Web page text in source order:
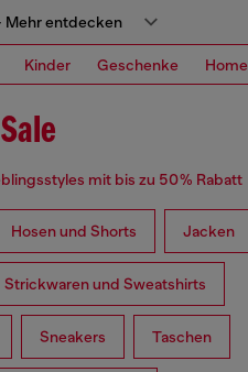
Mehr entdecken
Kinder Geschenke Home
mit bis zu 50 % Rabatt
Hosen und Shorts Jacken
Strickwaren und Sweatshirts
Sneakers Taschen